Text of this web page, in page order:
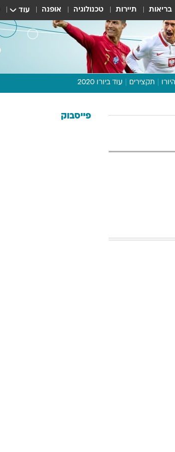
בריאות תיירות טכנולוגיה אופנה עוד
תקצירים עוד ביורו 2020
תכנית היורו פייסבוק